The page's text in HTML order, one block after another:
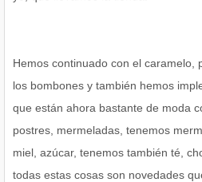
Hemos continuado con el caramelo,
los bombones y también hemos
que están ahora bastante de moda
postres, mermeladas, tenemos
miel, azúcar, tenemos también té,
todas estas cosas son novedades